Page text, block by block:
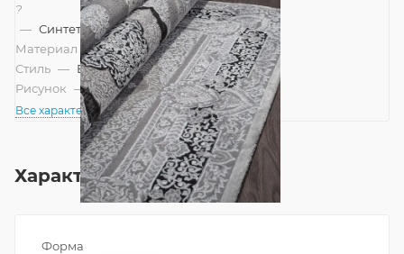
?
— Синтетический
Материал — Полиэстер
Стиль — Восточный
Рисунок — Классический
Все характеристики
Характеристики
Форма